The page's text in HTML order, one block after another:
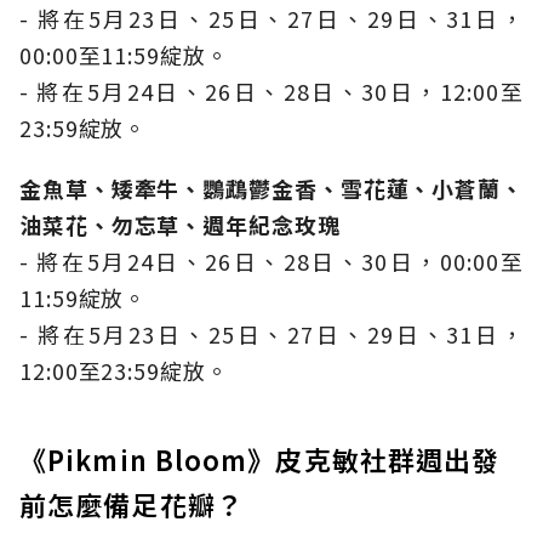
- 將在5月23日、25日、27日、29日、31日，
00:00至11:59綻放。
- 將在5月24日、26日、28日、30日，12:00至
23:59綻放。
金魚草、矮牽牛、鸚鵡鬱金香、雪花蓮、小蒼蘭、
油菜花、勿忘草、週年紀念玫瑰
- 將在5月24日、26日、28日、30日，00:00至
11:59綻放。
- 將在5月23日、25日、27日、29日、31日，
12:00至23:59綻放。
《Pikmin Bloom》皮克敏社群週出發
前怎麼備足花瓣？